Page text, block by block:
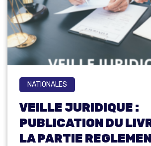
NATIONALES
VEILLE JURIDIQUE :
PUBLICATION DU
LA PARTIE